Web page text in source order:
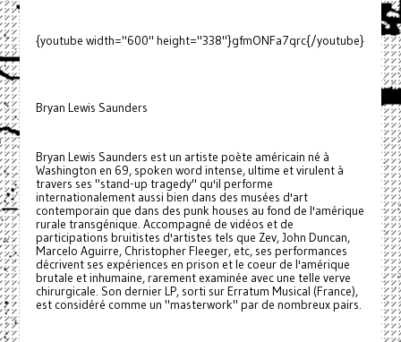
{youtube width="600" height="338"}gfmONFa7qrc{/youtube}
Bryan Lewis Saunders
Bryan Lewis Saunders est un artiste poète américain né à
Washington en 69, spoken word intense, ultime et virulent à
travers ses "stand-up tragedy" qu'il performe
internationalement aussi bien dans des musées d'art
contemporain que dans des punk houses au fond de l'amérique
rurale transgénique. Accompagné de vidéos et de
participations bruitistes d'artistes tels que Zev, John Duncan,
Marcelo Aguirre, Christopher Fleeger, etc, ses performances
décrivent ses expériences en prison et le coeur de l'amérique
brutale et inhumaine, rarement examinée avec une telle verve
chirurgicale. Son dernier LP, sorti sur Erratum Musical (France),
est considéré comme un "masterwork" par de nombreux pairs.